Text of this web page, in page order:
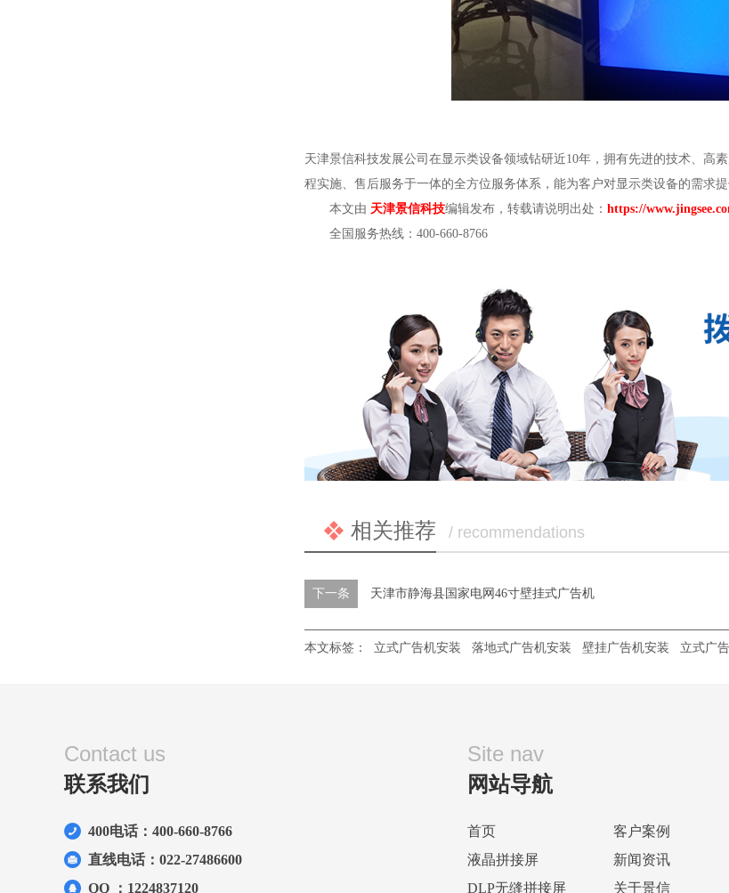
天津景信科技发展公司在显示类设备领域钻研近10年，拥有先进的技术、高
程实施、售后服务于一体的全方位服务体系，能为客户对显示类设备的需求提
本文由 天津景信科技编辑发布，转载请说明出处： https://
全国服务热线：400-660-8766
相关推荐 / recommendations
下一条 天津市静海县国家电网46寸壁挂式广告机
本文标签： 立式广告机安装 落地式广告机安装 壁挂广告机安装 立式广
Contact us
联系我们
400电话：400-660-8766
直线电话：022-27486600
QQ ：1224837120
Site nav
网站导航
首页
客户案例
液晶拼接屏
新闻资讯
DLP无缝拼接屏
关于景信